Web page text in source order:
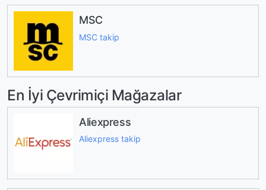
MSC
MSC takip
En İyi Çevrimiçi Mağazalar
Aliexpress
Aliexpress takip